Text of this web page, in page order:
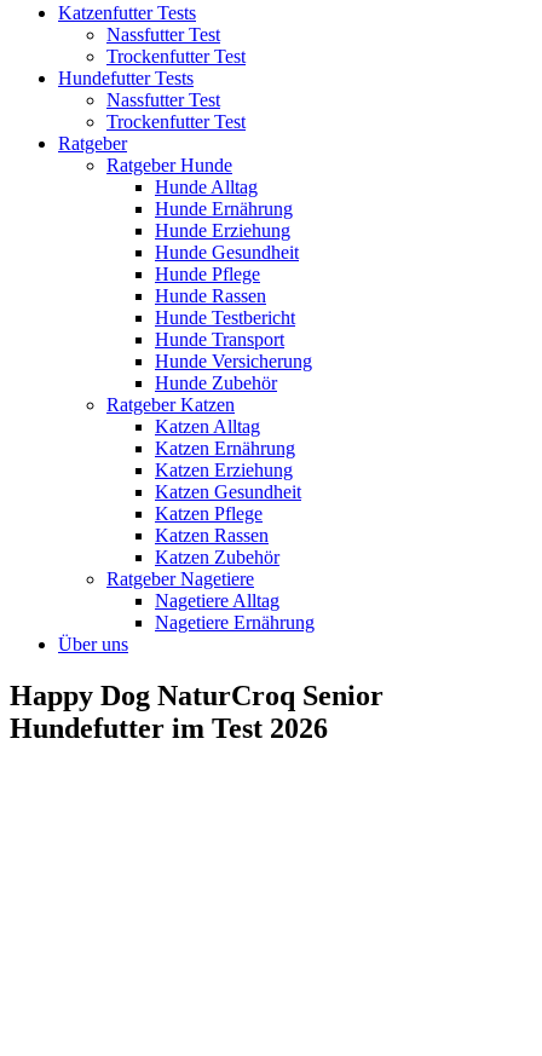
Katzenfutter Tests
Nassfutter Test
Trockenfutter Test
Hundefutter Tests
Nassfutter Test
Trockenfutter Test
Ratgeber
Ratgeber Hunde
Hunde Alltag
Hunde Ernährung
Hunde Erziehung
Hunde Gesundheit
Hunde Pflege
Hunde Rassen
Hunde Testbericht
Hunde Transport
Hunde Versicherung
Hunde Zubehör
Ratgeber Katzen
Katzen Alltag
Katzen Ernährung
Katzen Erziehung
Katzen Gesundheit
Katzen Pflege
Katzen Rassen
Katzen Zubehör
Ratgeber Nagetiere
Nagetiere Alltag
Nagetiere Ernährung
Über uns
Happy Dog NaturCroq Senior
Hundefutter im Test 2026